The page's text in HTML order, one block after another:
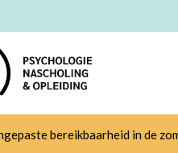
bereikbaarheid in de